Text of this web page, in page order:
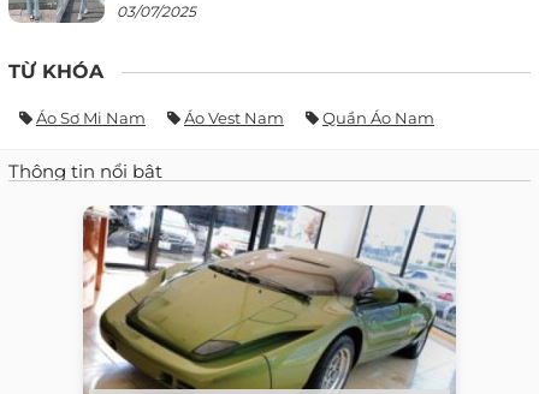
03/07/2025
TỪ KHÓA
Áo Sơ Mi Nam Áo Vest Nam Quần Áo Nam
Thông tin nổi bật